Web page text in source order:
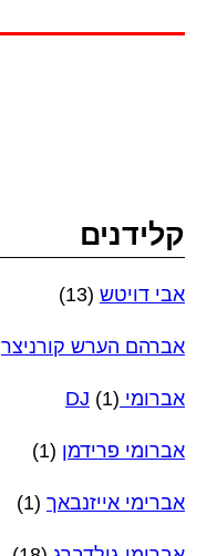
קלידנים
אבי דויטש (13)
אברהם הערש קורניצר
אברומי DJ (1)
אברומי פרידמן (1)
אברימי אייזנבאך (1)